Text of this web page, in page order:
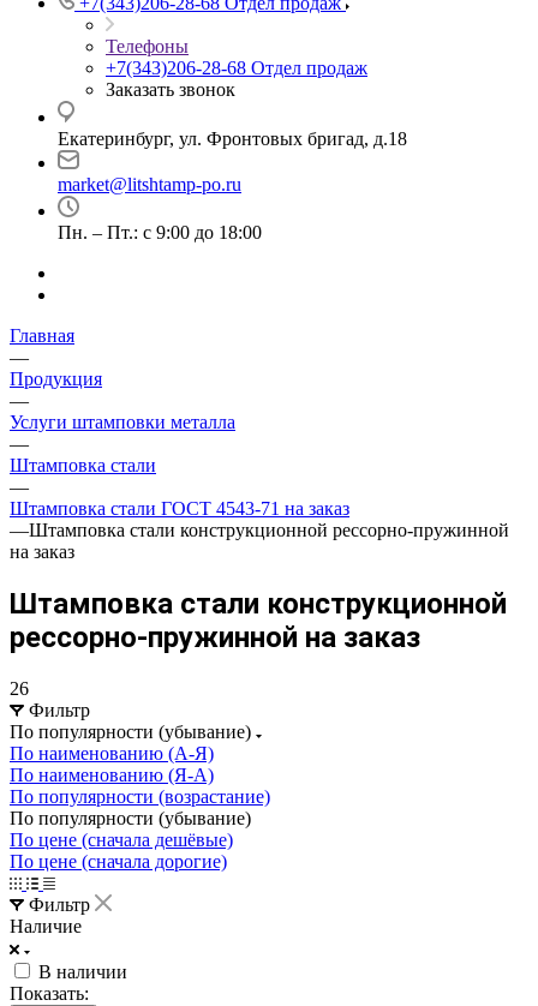
Телефоны
+7(343)206-28-68 Отдел продаж
Заказать звонок
Екатеринбург, ул. Фронтовых бригад, д.18
market@litshtamp-po.ru
Пн. – Пт.: с 9:00 до 18:00
Главная
—
Продукция
—
Услуги штамповки металла
—
Штамповка стали
—
Штамповка стали ГОСТ 4543-71 на заказ
—Штамповка стали конструкционной рессорно-пружинной
на заказ
Штамповка стали конструкционной
рессорно-пружинной на заказ
26
Фильтр
По популярности (убывание)
По наименованию (А-Я)
По наименованию (Я-А)
По популярности (возрастание)
По популярности (убывание)
По цене (сначала дешёвые)
По цене (сначала дорогие)
Фильтр
Наличие
В наличии
Показать: